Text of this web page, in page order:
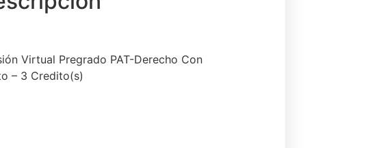
Virtual Pregrado PAT-Derecho Con
– 3 Credito(s)